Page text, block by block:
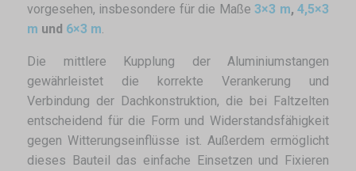
vorgesehen, insbesondere für die Maße3×3 m,4,5×3
m und 6×3 m
Die mittlere Kupplung der Aluminiumstangen
gewährleistet die korrekte Verankerung und
Verbindung der Dachkonstruktion, die bei Faltzelten
entscheidend für die Form und Widerstandsfähigkeit
gegen Witterungseinflüsse ist. Außerdem ermöglicht
dieses Bauteil das einfache Einsetzen und Fixieren